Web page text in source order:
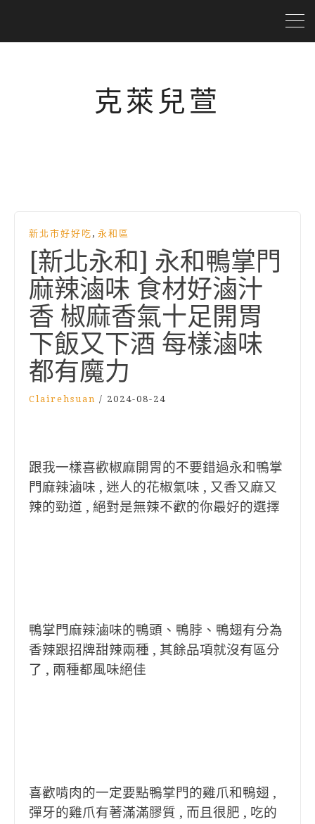
克萊兒萱
新北市好好吃 , 永和區
[新北永和] 永和鴨掌門
麻辣滷味 食材好滷汁
香 椒麻香氣十足開胃
下飯又下酒 每樣滷味
都有魔力
Clairehsuan / 2024-08-24
跟我一樣喜歡椒麻開胃的不要錯過永和鴨掌
門麻辣滷味 , 迷人的花椒氣味 , 又香又麻又
辣的勁道 , 絕對是無辣不歡的你最好的選擇
鴨掌門麻辣滷味的鴨頭、鴨脖、鴨翅有分為
香辣跟招牌甜辣兩種 , 其餘品項就沒有區分
了 , 兩種都風味絕佳
喜歡啃肉的一定要點鴨掌門的雞爪和鴨翅 ,
彈牙的雞爪有著滿滿膠質 , 而且很肥 , 吃的